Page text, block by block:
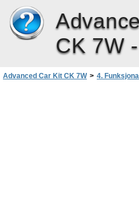
CK 7W -
Advanced Car Kit CK 7W > 4.